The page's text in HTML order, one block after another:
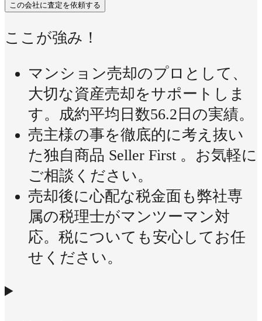
この会社に査定を依頼する
ここが強み！
マンション売却のプロとして、
大切な資産売却をサポートしま
す。成約平均日数56.2日の実績。
売主様の事を徹底的に考え抜い
た独自商品 Seller First 。お気軽に
ご相談ください。
売却後に心配な税金面も弊社専
属の税理士がマンツーマン対
応。税についても安心してお任
せください。